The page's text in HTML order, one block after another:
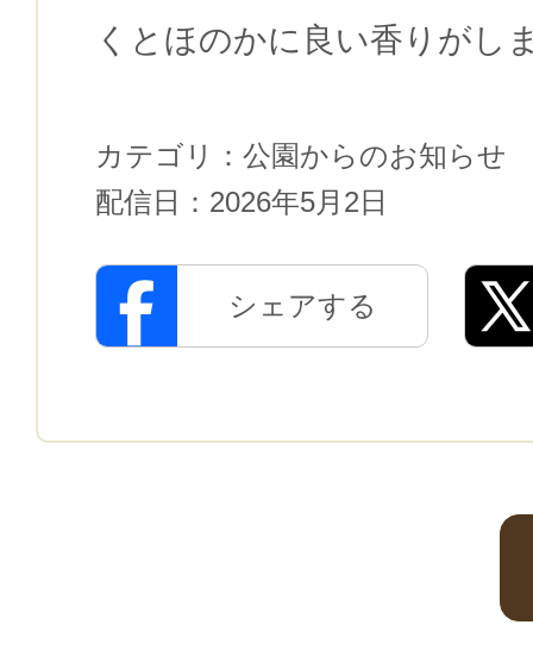
くとほのかに良い香りがし
カテゴリ： 公園からのお知らせ
配信日： 2026年5月2日
シェアする